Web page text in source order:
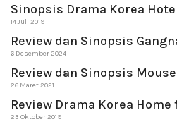
Sinopsis Drama Korea
14 Juli 2019
Review dan Sinopsis
6 Desember 2024
Review dan Sinopsis Mouse
26 Maret 2021
Review Drama Korea
23 Oktober 2019